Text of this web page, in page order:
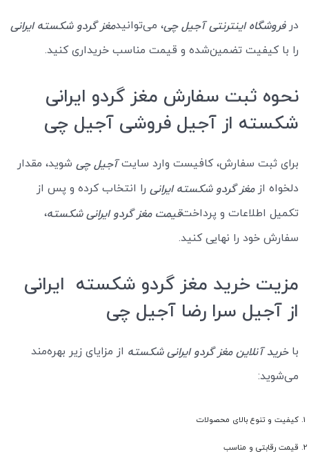
درفروشگاه اینترنتی آجیل چی، می‌توانیدمغز گردو شکسته ایرانی
را با کیفیت تضمین‌شده و قیمت مناسب خریداری کنید.
نحوه ثبت سفارش مغز گردو ایرانی
شکسته از آجیل فروشی آجیل چی
برای ثبت سفارش، کافیست وارد سایتآجیل چی شوید، مقدار
دلخواه ازمغز گردو شکسته ایرانی را انتخاب کرده و پس از
تکمیل اطلاعات و پرداختقیمت مغز گردو ایرانی شکسته،
سفارش خود را نهایی کنید.
مزیت خرید مغز گردو شکسته ایرانی
از آجیل سرا رضا آجیل چی
باخرید آنلاین مغز گردو ایرانی شکسته از مزایای زیر بهره‌مند
می‌شوید:
کیفیت و تنوع بالای محصولات
قیمت رقابتی و مناسب